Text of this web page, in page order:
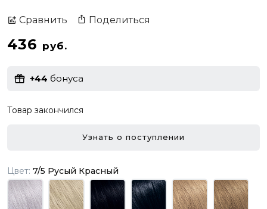
Сравнить Поделиться
436 руб.
+44 бонуса
Товар закончился
Узнать о поступлении
Цвет: 7/5 Русый Красный